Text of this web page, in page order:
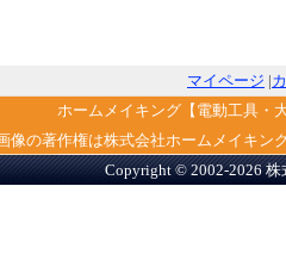
マイページ |
ホームメイキング【電動工具・
像の著作権は株式会社ホームメイキ
Copyright © 2002-2026